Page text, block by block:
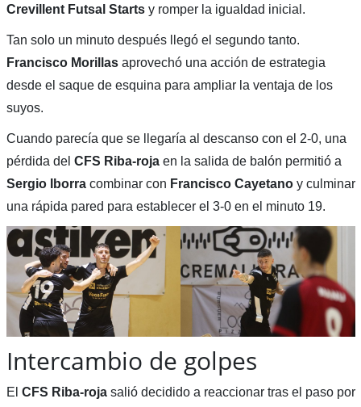
Crevillent Futsal Startsy romper la igualdad inicial.
Tan solo un minuto después llegó el segundo tanto.
Francisco Morillasaprovechó una acción de estrategia
desde el saque de esquina para ampliar la ventaja de los
suyos.
Cuando parecía que se llegaría al descanso con el 2-0, una
pérdida del CFS Riba-rojaen la salida de balón permitió a
Sergio Iborracombinar con Francisco Cayetanoy culminar
una rápida pared para establecer el 3-0 en el minuto 19.
Intercambio de golpes
El CFS Riba-roja salió decidido a reaccionar tras el paso por